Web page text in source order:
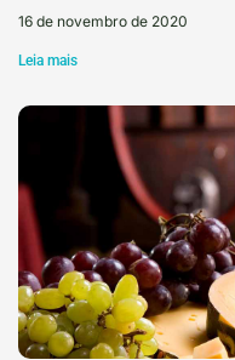
16 de novembro de 2020
Leia mais